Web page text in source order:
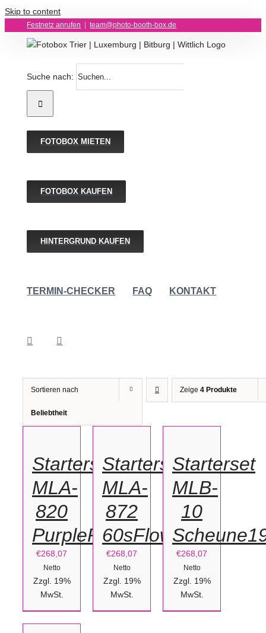
Skip to content
Festnetz anrufen team@photo-booth-box.de
Suche nach:
FOTOBOX MIETEN
FOTOBOX KAUFEN
HINTERGRUND KAUFEN
TERMIN-CHECKER FAQ KONTAKT
Sortieren nach
Beliebtheit
Zeige 4 Produkte
DEN
DETAILS
Starterset
MLA-
820
PurpleRain
€268,07
Netto
Zzgl. 19%
MwSt.
DETAILS
Starterset
MLA-
872
60sFlowers
€268,07
Netto
Zzgl. 19%
MwSt.
IN
DETAILS
Starterset
MLB-
10
€268,07
Netto
Zzgl. 19%
MwSt.
DEN